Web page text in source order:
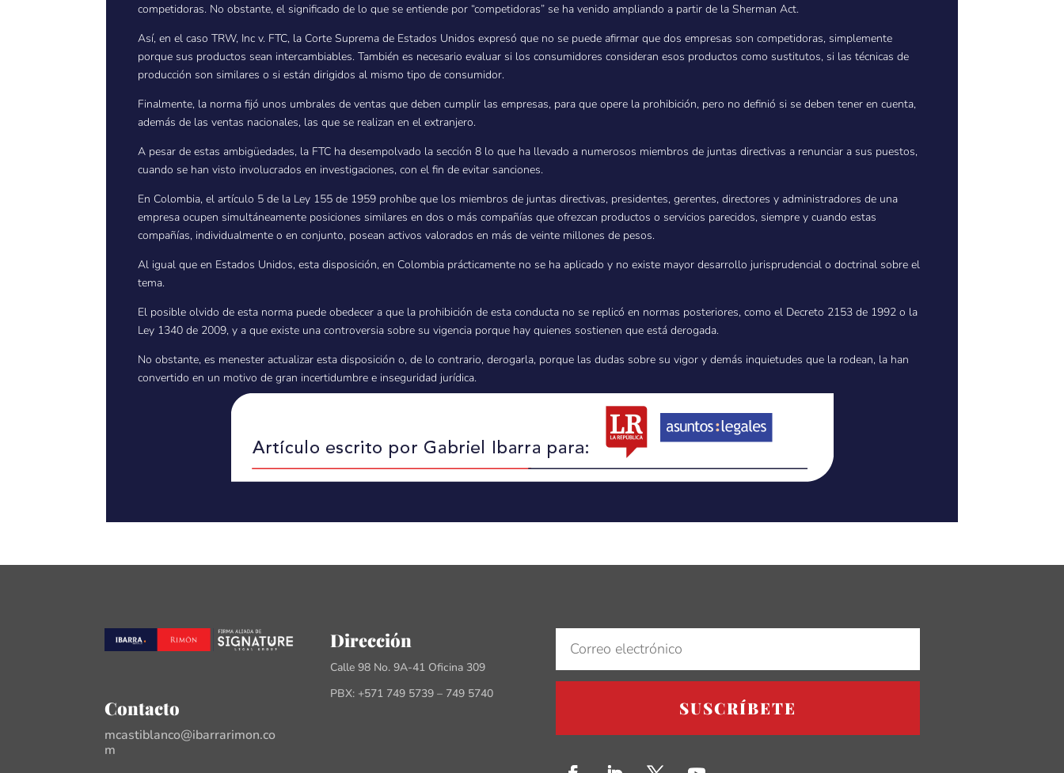
competidoras. No obstante, el significado de lo que se entiende por “competidoras” se ha venido ampliando a partir de la Sherman Act.
Así, en el caso TRW, Inc v. FTC, la Corte Suprema de Estados Unidos expresó que no se puede afirmar que dos empresas son competidoras, simplemente
porque sus productos sean intercambiables. También es necesario evaluar si los consumidores consideran esos productos como sustitutos, si las técnicas de
producción son similares o si están dirigidos al mismo tipo de consumidor.
Finalmente, la norma fijó unos umbrales de ventas que deben cumplir las empresas, para que opere la prohibición, pero no definió si se deben tener en cuenta,
además de las ventas nacionales, las que se realizan en el extranjero.
A pesar de estas ambigüedades, la FTC ha desempolvado la sección 8 lo que ha llevado a numerosos miembros de juntas directivas a renunciar a sus puestos,
cuando se han visto involucrados en investigaciones, con el fin de evitar sanciones.
En Colombia, el artículo 5 de la Ley 155 de 1959 prohíbe que los miembros de juntas directivas, presidentes, gerentes, directores y administradores de una
empresa ocupen simultáneamente posiciones similares en dos o más compañías que ofrezcan productos o servicios parecidos, siempre y cuando estas
compañías, individualmente o en conjunto, posean activos valorados en más de veinte millones de pesos.
Al igual que en Estados Unidos, esta disposición, en Colombia prácticamente no se ha aplicado y no existe mayor desarrollo jurisprudencial o doctrinal sobre el
tema.
El posible olvido de esta norma puede obedecer a que la prohibición de esta conducta no se replicó en normas posteriores, como el Decreto 2153 de 1992 o la
Ley 1340 de 2009, y a que existe una controversia sobre su vigencia porque hay quienes sostienen que está derogada.
No obstante, es menester actualizar esta disposición o, de lo contrario, derogarla, porque las dudas sobre su vigor y demás inquietudes que la rodean, la han
convertido en un motivo de gran incertidumbre e inseguridad jurídica.
Contacto
mcastiblanco@ibarrarimon.co
m
Dirección
Calle 98 No. 9A-41 Oficina 309
PBX: +571 749 5739 – 749 5740
SUSCRÍBETE